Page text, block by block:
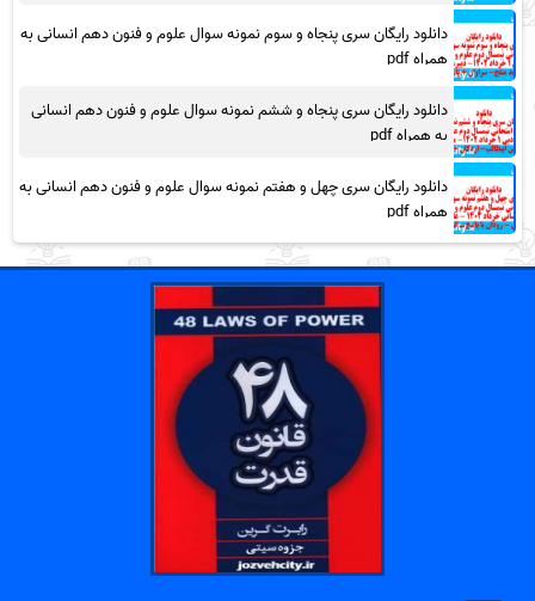
دانلود رایگان سری پنجاه و سوم نمونه سوال علوم و فنون دهم انسانی به
همراه pdf
دانلود رایگان سری پنجاه و ششم نمونه سوال علوم و فنون دهم انسانی
به همراه pdf
دانلود رایگان سری چهل و هفتم نمونه سوال علوم و فنون دهم انسانی به
همراه pdf